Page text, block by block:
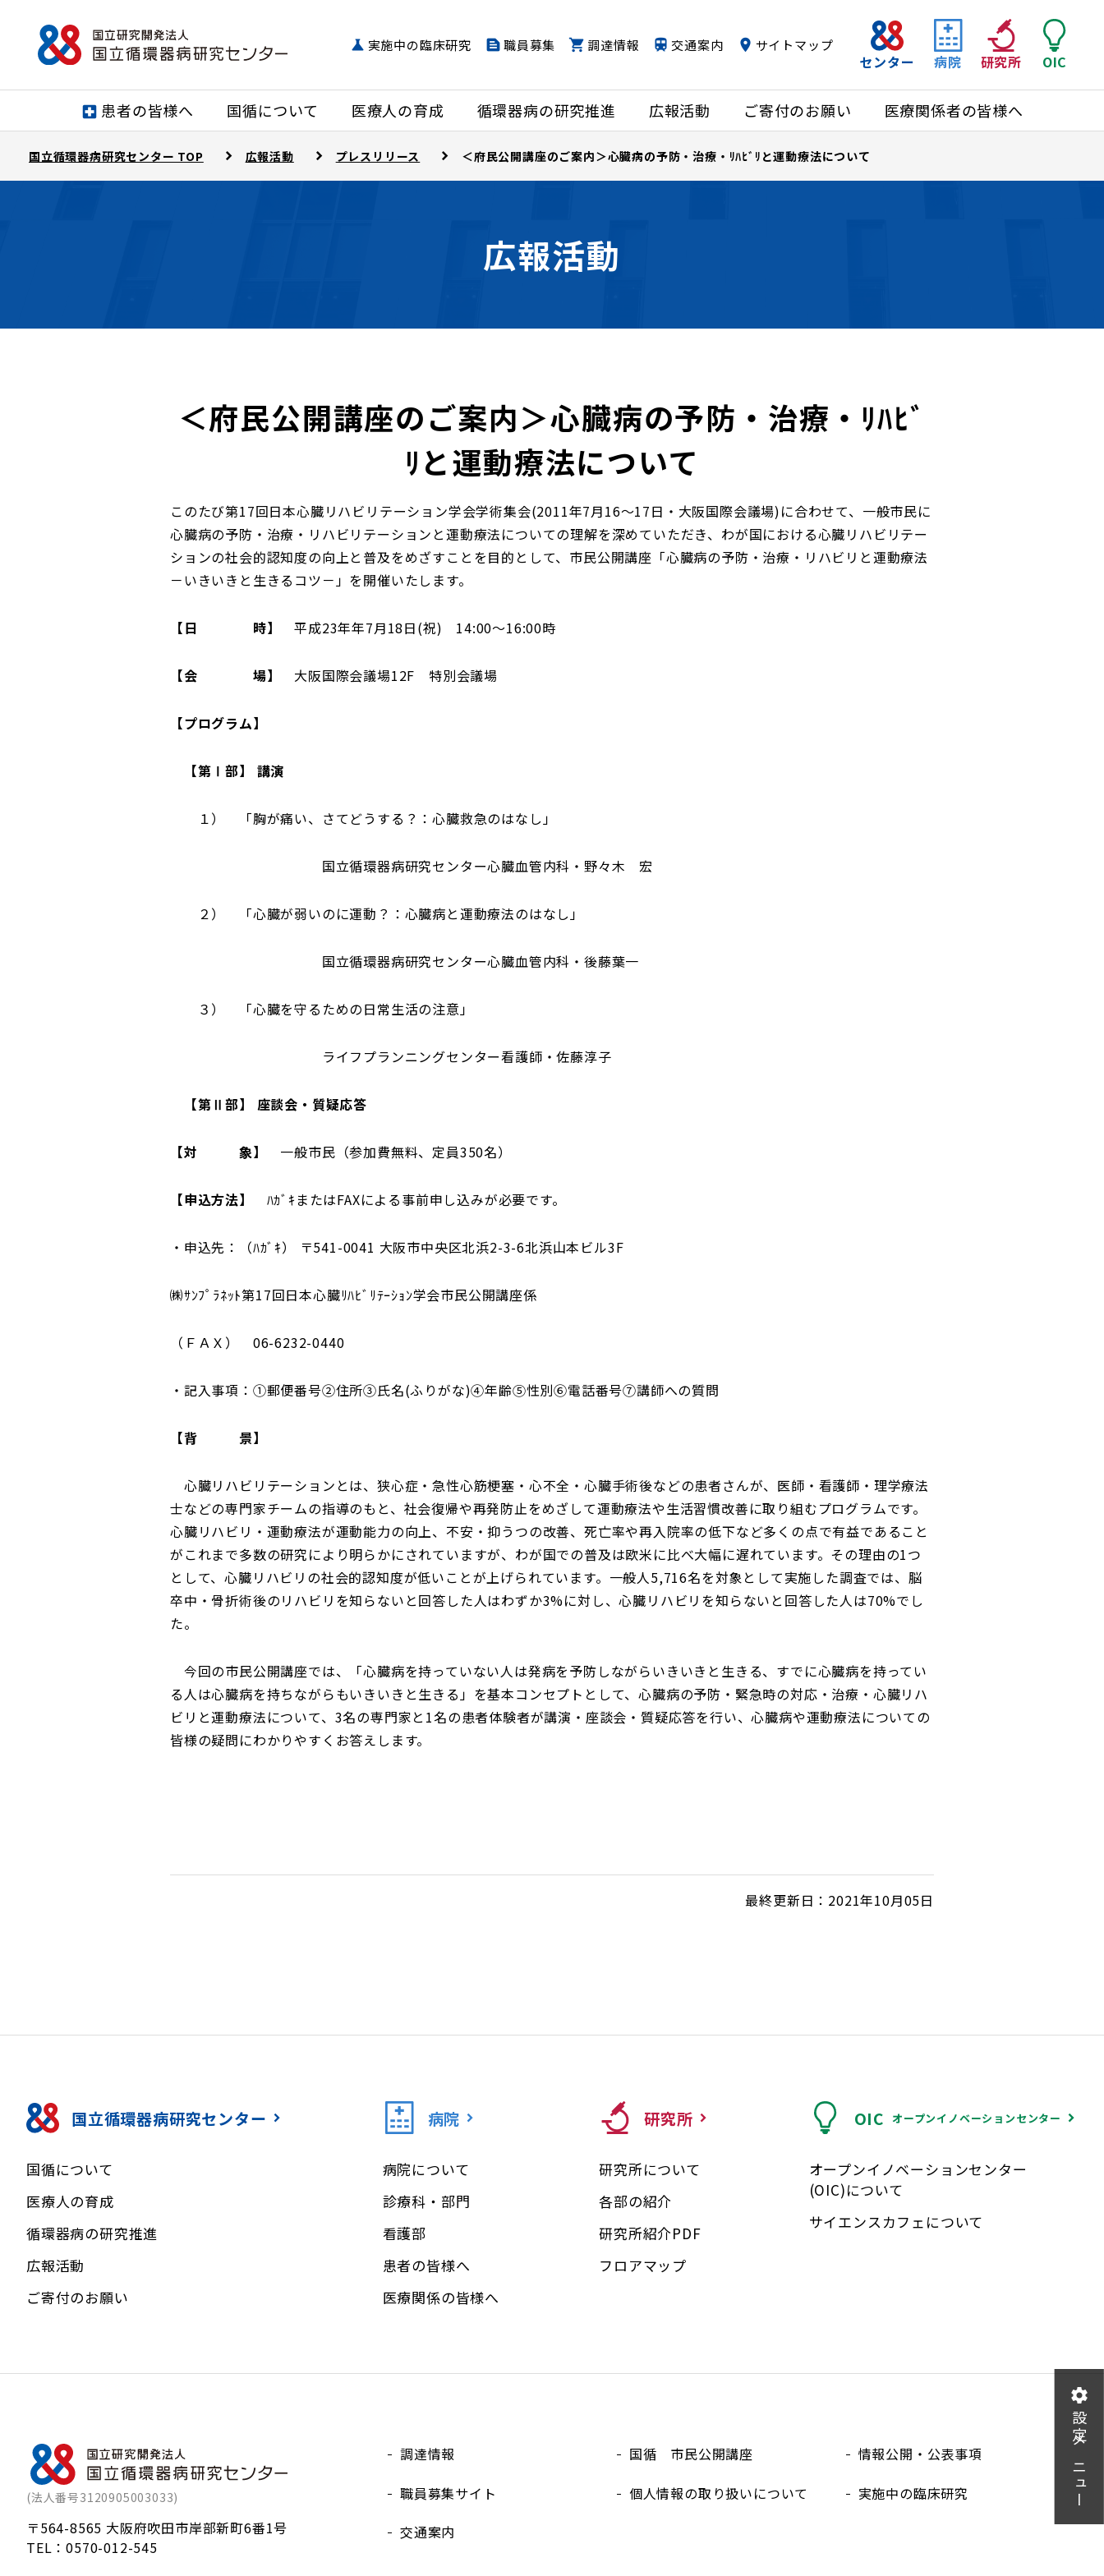
患者の皆様へ 国循について 医療人の育成 循環器病の研究推進 広報活動 ご寄付のお願い 医療関係者の皆様へ
センター 病院 研究所 OIC
実施中の臨床研究 職員募集 調達情報 交通案内 サイトマップ
国立循環器病研究センター TOP 広報活動 プレスリリース ＜府民公開講座のご案内＞心臓病の予防・治療・ﾘﾊﾋﾞﾘと運動療法について
広報活動
＜府民公開講座のご案内＞心臓病の予防・治療・ﾘﾊﾋﾞ
ﾘと運動療法について
このたび第17回日本心臓リハビリテーション学会学術集会(2011年7月16～17日・大阪国際会議場)に合わせて、一般市民に
心臓病の予防・治療・リハビリテーションと運動療法についての理解を深めていただき、わが国における心臓リハビリテー
ションの社会的認知度の向上と普及をめざすことを目的として、市民公開講座「心臓病の予防・治療・リハビリと運動療法
－いきいきと生きるコツ－」を開催いたします。
【日 時】 平成23年年7月18日(祝) 14:00～16:00時
【会 場】 大阪国際会議場12F 特別会議場
【プログラム】
【第Ⅰ部】 講演
１） 「胸が痛い、さてどうする？：心臓救急のはなし」
国立循環器病研究センター心臓血管内科・野々木 宏
２） 「心臓が弱いのに運動？：心臓病と運動療法のはなし」
国立循環器病研究センター心臓血管内科・後藤葉一
３） 「心臓を守るための日常生活の注意」
ライフプランニングセンター看護師・佐藤淳子
【第Ⅱ部】 座談会・質疑応答
【対 象】 一般市民（参加費無料、定員350名）
【申込方法】 ﾊｶﾞｷまたはFAXによる事前申し込みが必要です。
・申込先：（ﾊｶﾞｷ） 〒541-0041 大阪市中央区北浜2-3-6北浜山本ビル3F
㈱ｻﾝﾌﾟﾗﾈｯﾄ第17回日本心臓ﾘﾊﾋﾞﾘﾃｰｼｮﾝ学会市民公開講座係
（ＦＡＸ） 06-6232-0440
・記入事項：①郵便番号②住所③氏名(ふりがな)④年齢⑤性別⑥電話番号⑦講師への質問
【背 景】
心臓リハビリテーションとは、狭心症・急性心筋梗塞・心不全・心臓手術後などの患者さんが、医師・看護師・理学療法
士などの専門家チームの指導のもと、社会復帰や再発防止をめざして運動療法や生活習慣改善に取り組むプログラムです。
心臓リハビリ・運動療法が運動能力の向上、不安・抑うつの改善、死亡率や再入院率の低下など多くの点で有益であること
がこれまで多数の研究により明らかにされていますが、わが国での普及は欧米に比べ大幅に遅れています。その理由の1つ
として、心臓リハビリの社会的認知度が低いことが上げられています。一般人5,716名を対象として実施した調査では、脳
卒中・骨折術後のリハビリを知らないと回答した人はわずか3%に対し、心臓リハビリを知らないと回答した人は70%でし
た。
今回の市民公開講座では、「心臓病を持っていない人は発病を予防しながらいきいきと生きる、すでに心臓病を持ってい
る人は心臓病を持ちながらもいきいきと生きる」を基本コンセプトとして、心臓病の予防・緊急時の対応・治療・心臓リハ
ビリと運動療法について、3名の専門家と1名の患者体験者が講演・座談会・質疑応答を行い、心臓病や運動療法についての
皆様の疑問にわかりやすくお答えします。
最終更新日：2021年10月05日
国立循環器病研究センター
国循について
医療人の育成
循環器病の研究推進
広報活動
ご寄付のお願い
病院
病院について
診療科・部門
看護部
患者の皆様へ
医療関係の皆様へ
研究所
研究所について
各部の紹介
研究所紹介PDF
フロアマップ
OIC オープンイノベーションセンター
オープンイノベーションセンター
(OIC)について
サイエンスカフェについて
(法人番号3120905003033)
〒564-8565 大阪府吹田市岸部新町6番1号
TEL：0570-012-545
調達情報 国循 市民公開講座
情報公開・公表事項
職員募集サイト
個人情報の取り扱いについて
実施中の臨床研究
交通案内
設定メニュー